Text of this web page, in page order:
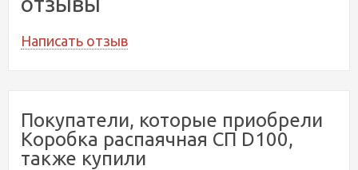
Написать отзыв
Покупатели, которые приобрели
Коробка распаячная СП D100,
также купили